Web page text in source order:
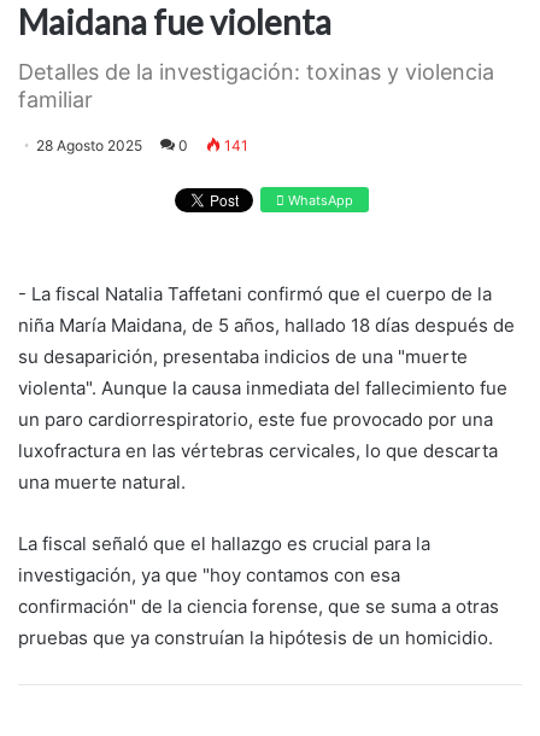
Maidana fue violenta
Detalles de la investigación: toxinas y violencia
familiar
28 Agosto 2025 0 141
WhatsApp
- La fiscal Natalia Taffetani confirmó que el cuerpo de la
niña María Maidana, de 5 años, hallado 18 días después de
su desaparición, presentaba indicios de una "muerte
violenta". Aunque la causa inmediata del fallecimiento fue
un paro cardiorrespiratorio, este fue provocado por una
luxofractura en las vértebras cervicales, lo que descarta
una muerte natural.
La fiscal señaló que el hallazgo es crucial para la
investigación, ya que "hoy contamos con esa
confirmación" de la ciencia forense, que se suma a otras
pruebas que ya construían la hipótesis de un homicidio.